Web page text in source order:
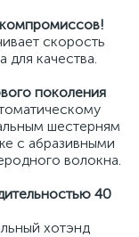
скорость
качества.
поколения
шестерням
с абразивными
волокна.
40
хотэнд